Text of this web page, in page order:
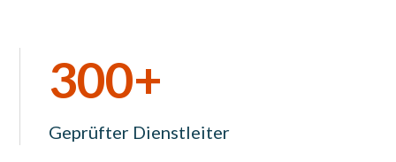
300+
Geprüfter Dienstleiter